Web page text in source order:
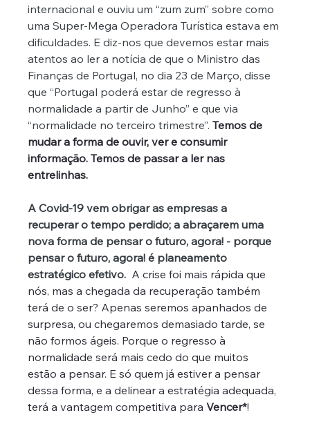
internacional e ouviu um “zum zum” sobre como
uma Super-Mega Operadora Turística estava em
dificuldades. E diz-nos que devemos estar mais
atentos ao ler a notícia de que o Ministro das
Finanças de Portugal, no dia 23 de Março, disse
que “Portugal poderá estar de regresso à
normalidade a partir de Junho” e que via
“normalidade no terceiro trimestre”. Temos de
mudar a forma de ouvir, ver e consumir
informação. Temos de passar a ler nas
entrelinhas.
A Covid-19 vem obrigar as empresas a
recuperar o tempo perdido; a abraçarem uma
nova forma de pensar o futuro, agora! - porque
pensar o futuro, agora! é planeamento
estratégico efetivo. A crise foi mais rápida que
nós, mas a chegada da recuperação também
terá de o ser? Apenas seremos apanhados de
surpresa, ou chegaremos demasiado tarde, se
não formos ágeis. Porque o regresso à
normalidade será mais cedo do que muitos
estão a pensar. E só quem já estiver a pensar
dessa forma, e a delinear a estratégia adequada,
terá a vantagem competitiva para Vencer*!